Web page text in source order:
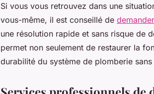
Si vous vous retrouvez dans une
vous-même, il est conseillé de
une résolution rapide et sans risque de
permet non seulement de restaurer la
durabilité du système de plomberie